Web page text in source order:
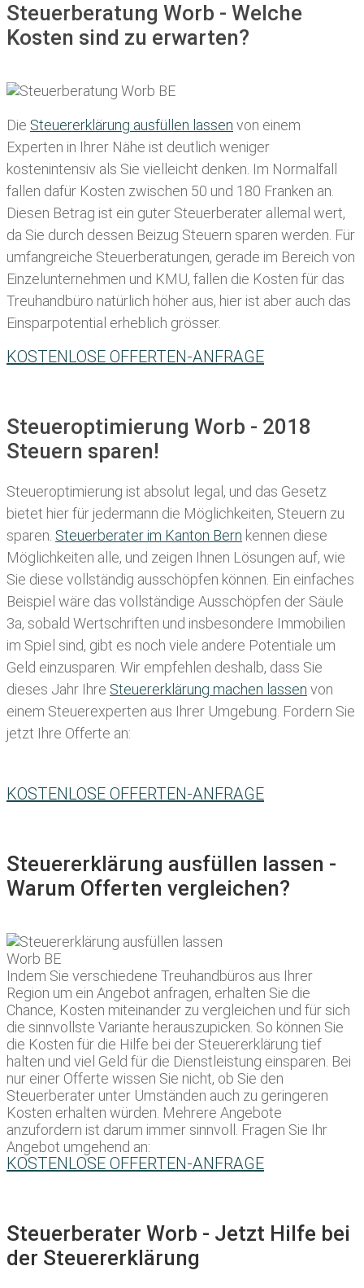
Steuerberatung Worb - Welche
Kosten sind zu erwarten?
Die Steuererklärung ausfüllen lassen von einem
Experten in Ihrer Nähe ist deutlich weniger
kostenintensiv als Sie vielleicht denken. Im Normalfall
fallen dafür Kosten zwischen 50 und 180 Franken an.
Diesen Betrag ist ein guter Steuerberater allemal wert,
da Sie durch dessen Beizug Steuern sparen werden. Für
umfangreiche Steuerberatungen, gerade im Bereich von
Einzelunternehmen und KMU, fallen die Kosten für das
Treuhandbüro natürlich höher aus, hier ist aber auch das
Einsparpotential erheblich grösser.
KOSTENLOSE OFFERTEN-ANFRAGE
Steueroptimierung Worb - 2018
Steuern sparen!
Steueroptimierung ist absolut legal, und das Gesetz
bietet hier für jedermann die Möglichkeiten, Steuern zu
sparen. Steuerberater im K anton Bern kennen diese
Möglichkeiten alle, und zeigen Ihnen Lösungen auf, wie
Sie diese vollständig ausschöpfen können. Ein einfaches
Beispiel wäre das vollständige Ausschöpfen der Säule
3a, sobald Wertschriften und insbesondere Immobilien
im Spiel sind, gibt es noch viele andere Potentiale um
Geld einzusparen. Wir empfehlen deshalb, dass Sie
dieses Jahr Ihre Steuererklärung machen lassen von
einem Steuerexperten aus Ihrer Umgebung. Fordern Sie
jetzt Ihre Offerte an:
KOSTENLOSE OFFERTEN-ANFRAGE
Steuererklärung ausfüllen lassen -
Warum Offerten vergleichen?
Indem Sie verschiedene Treuhandbüros aus Ihrer
Region um ein Angebot anfragen, erhalten Sie die
Chance, Kosten miteinander zu vergleichen und für sich
die sinnvollste Variante herauszupicken. So können Sie
die Kosten für die Hilfe bei der Steuererklärung tief
halten und viel Geld für die Dienstleistung einsparen. Bei
nur einer Offerte wissen Sie nicht, ob Sie den
Steuerberater unter Umständen auch zu geringeren
Kosten erhalten würden. Mehrere Angebote
anzufordern ist darum immer sinnvoll. Fragen Sie Ihr
Angebot umgehend an:
KOSTENLOSE OFFERTEN-ANFRAGE
Steuerberater Worb - Jetzt Hilfe bei
der Steuererklärung